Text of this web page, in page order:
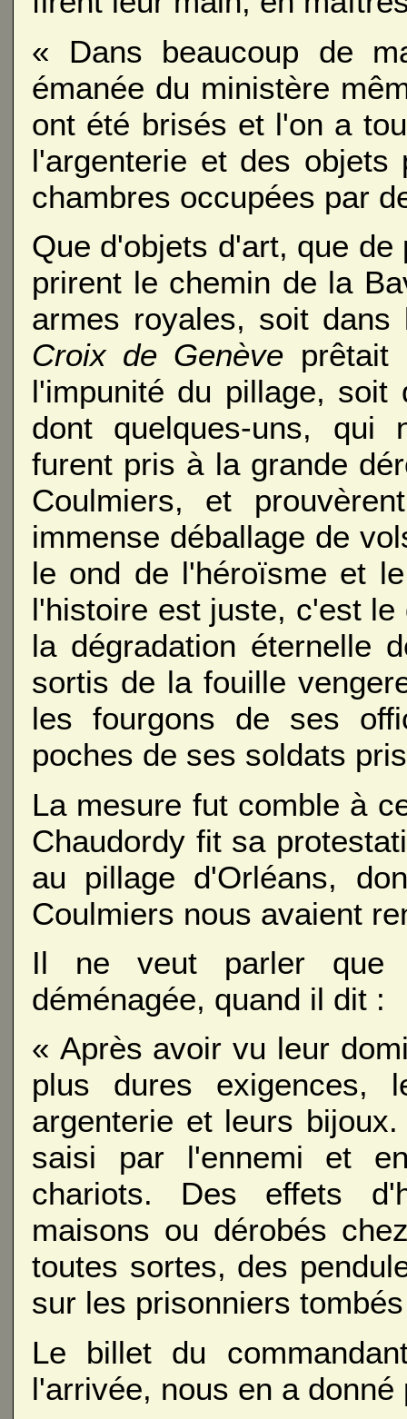
« Dans beaucoup de
émanée du ministère
ont été brisés et l'on a
l'argenterie et des
chambres occupées par
Que d'objets d'art, que
prirent le chemin de la
armes royales, soit
Croix de Genève prêtait
l'impunité du pillage, soit
dont quelques-uns, qui
furent pris à la grande
Coulmiers, et
immense déballage de
le ond de l'héroïsme et
l'histoire est juste, c'est
la dégradation éternelle
sortis de la fouille
les fourgons de ses
poches de ses soldats
La mesure fut comble à
Chaudordy fit sa
au pillage d'Orléans,
Coulmiers nous avaient
Il ne veut parler
déménagée, quand il dit :
« Après avoir vu leur
plus dures exigences,
argenterie et leurs
saisi par l'ennemi et
chariots. Des effets
maisons ou dérobés
toutes sortes, des
sur les prisonniers
Le billet du
l'arrivée, nous en a